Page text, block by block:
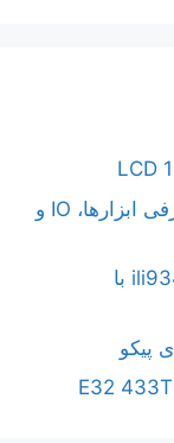
آموزش هولتک HOLTEK جلسه 1 – معرفی ابزارها، IO و
آموزش آردوینو جلسه 11 – نمایشگر ili9341 با